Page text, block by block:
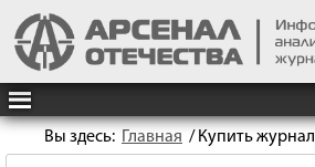
Вы здесь: Главная / Купить журнал